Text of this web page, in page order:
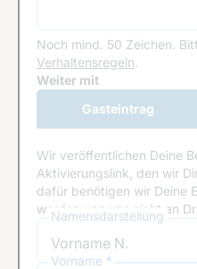
Noch mind. 50 Zeichen.
Verhaltensregeln.
Google Recaptcha
Weiter mit
Gasteintrag
Wir veröffentlichen Deine
Aktivierungslink, den wir
dafür benötigen wir Deine
werden von uns nicht an
Namensdarstellung
Vorname *